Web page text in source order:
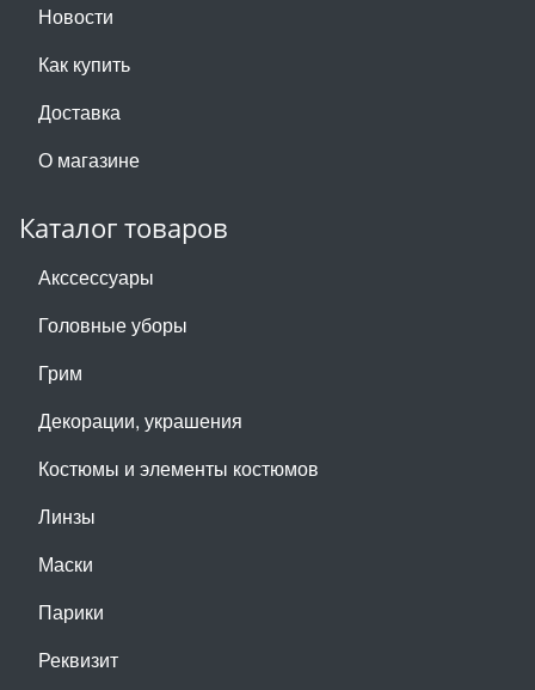
Новости
Как купить
Доставка
О магазине
Каталог товаров
Акссессуары
Головные уборы
Грим
Декорации, украшения
Костюмы и элементы костюмов
Линзы
Маски
Парики
Реквизит